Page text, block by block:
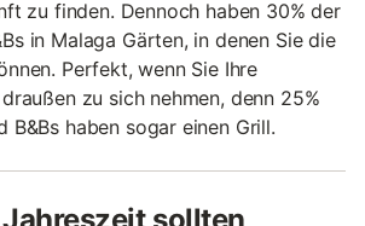
zu finden. Dennoch haben 30% der
in Malaga Gärten, in denen Sie die
Perfekt, wenn Sie Ihre
zu sich nehmen, denn 25%
B&Bs haben sogar einen Grill.
sollten